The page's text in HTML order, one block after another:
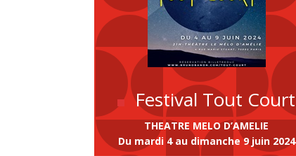
Festival Tout Court
THEATRE MELO D’AMELIE
Du mardi 4 au dimanche 9 juin 2024